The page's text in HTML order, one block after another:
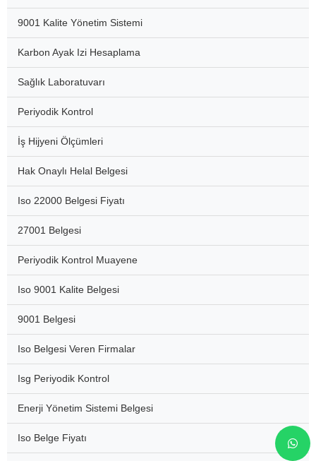
9001 Kalite Yönetim Sistemi
Karbon Ayak Izi Hesaplama
Sağlık Laboratuvarı
Periyodik Kontrol
İş Hijyeni Ölçümleri
Hak Onaylı Helal Belgesi
Iso 22000 Belgesi Fiyatı
27001 Belgesi
Periyodik Kontrol Muayene
Iso 9001 Kalite Belgesi
9001 Belgesi
Iso Belgesi Veren Firmalar
Isg Periyodik Kontrol
Enerji Yönetim Sistemi Belgesi
Iso Belge Fiyatı